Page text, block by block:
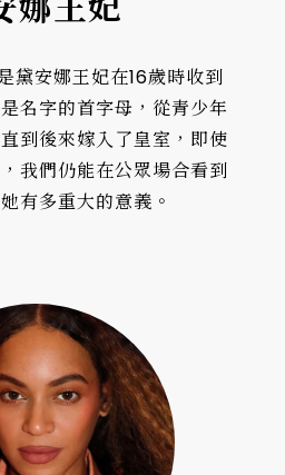
黛安娜王妃在16歲時收到
名字的首字母，從青少年
到後來嫁入了皇室，即使
我們仍能在公眾場合看到
有多重大的意義。